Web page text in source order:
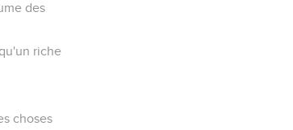
des
riche
choses